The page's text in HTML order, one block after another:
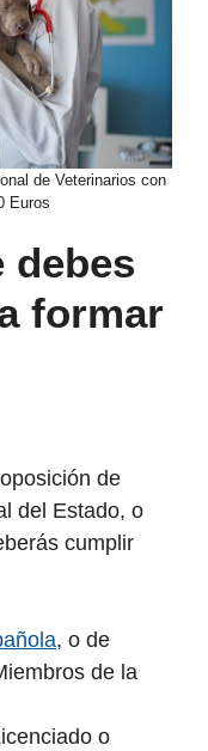
de Veterinarios con
Euros
debes
formar
de
del Estado, o
cumplir
, o de
de la
o